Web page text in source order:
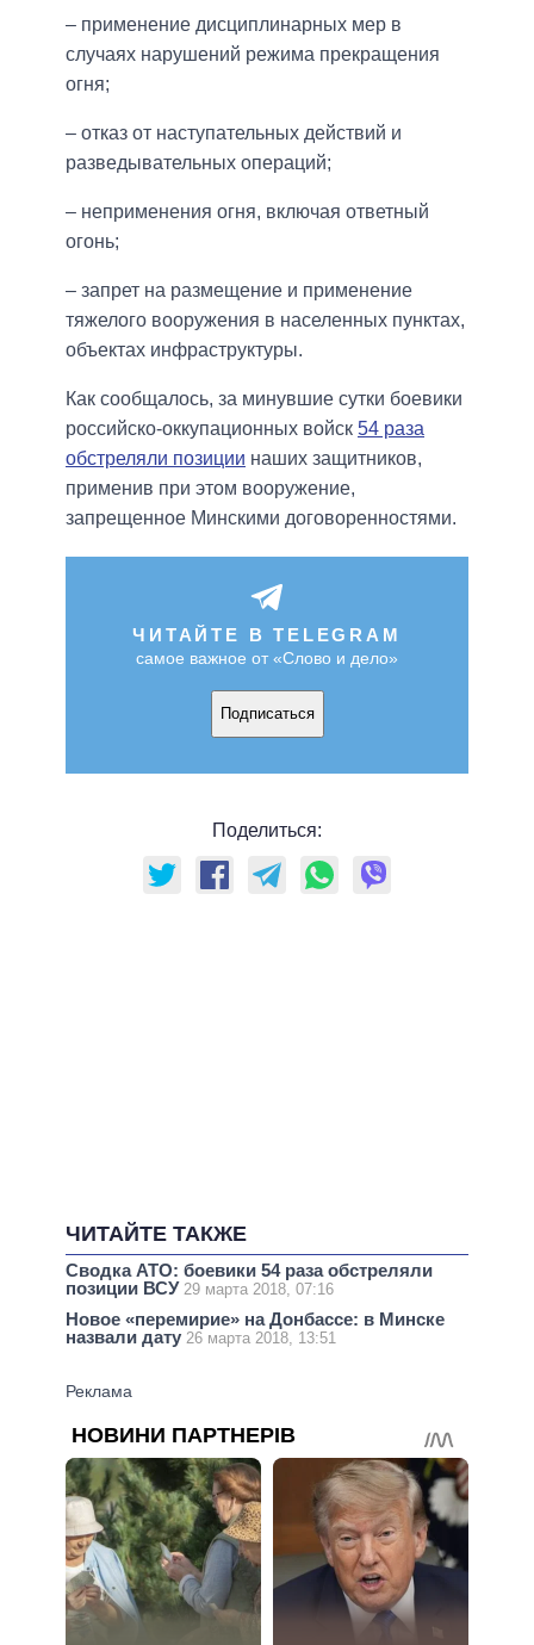
– применение дисциплинарных мер в
случаях нарушений режима прекращения
огня;
– отказ от наступательных действий и
разведывательных операций;
– неприменения огня, включая ответный
огонь;
– запрет на размещение и применение
тяжелого вооружения в населенных пунктах,
объектах инфраструктуры.
Как сообщалось, за минувшие сутки боевики
российско-оккупационных войск 54 раза
обстреляли позиции наших защитников,
применив при этом вооружение,
запрещенное Минскими договоренностями.
ЧИТАЙТЕ В TELEGRAM
самое важное от «Слово и дело»
Подписаться
Поделиться:
ЧИТАЙТЕ ТАКЖЕ
Сводка АТО: боевики 54 раза обстреляли
позиции ВСУ 29 марта 2018, 07:16
Новое «перемирие» на Донбассе: в Минске
назвали дату 26 марта 2018, 13:51